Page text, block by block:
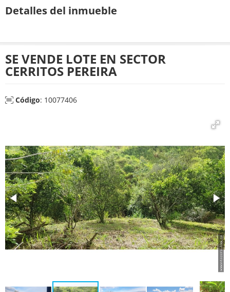
Detalles del inmueble
SE VENDE LOTE EN SECTOR
CERRITOS PEREIRA
Código: 10077406